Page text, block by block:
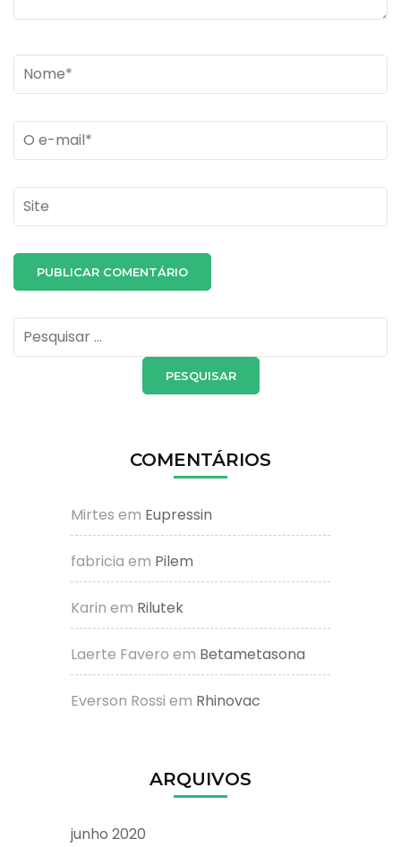
Name*
Email *
Site
Pesquisar
por:
COMENTÁRIOS
Mirtes em Eupressin
fabricia em Pilem
Karin em Rilutek
Laerte Favero em Betametasona
Everson Rossi em Rhinovac
ARQUIVOS
junho 2020